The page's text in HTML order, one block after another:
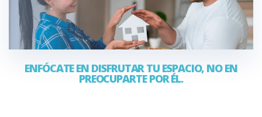
ENFÓCATE EN DISFRUTAR TU ESPACIO, NO EN
PREOCUPARTE POR ÉL.